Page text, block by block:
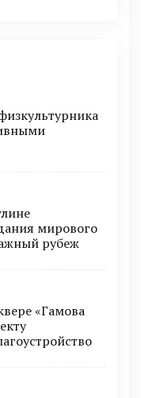
мирового
рубеж
«Гамова